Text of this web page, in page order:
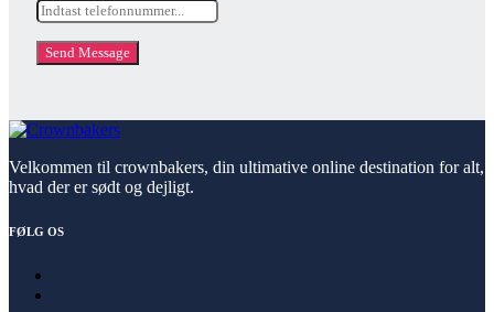
Send Message
Velkommen til crownbakers, din ultimative online destination for alt,
hvad der er sødt og dejligt.
FØLG OS